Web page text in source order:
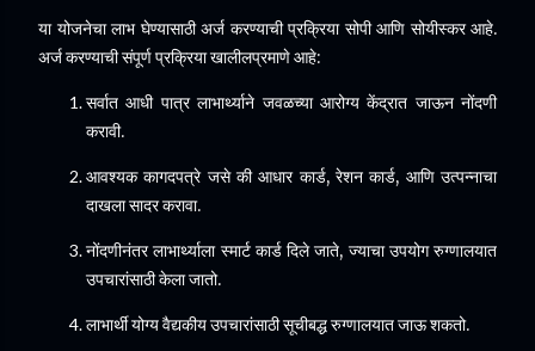
या योजनेचा लाभ घेण्यासाठी अर्ज करण्याची प्रक्रिया सोपी आणि सोयीस्कर आहे.
अर्ज करण्याची संपूर्ण प्रक्रिया खालीलप्रमाणे आहे:
सर्वात आधी पात्र लाभार्थ्याने जवळच्या आरोग्य केंद्रात जाऊन नोंदणी
करावी.
आवश्यक कागदपत्रे जसे की आधार कार्ड, रेशन कार्ड, आणि उत्पन्नाचा
दाखला सादर करावा.
नोंदणीनंतर लाभार्थ्याला स्मार्ट कार्ड दिले जाते, ज्याचा उपयोग रुग्णालयात
उपचारांसाठी केला जातो.
लाभार्थी योग्य वैद्यकीय उपचारांसाठी सूचीबद्ध रुग्णालयात जाऊ शकतो.